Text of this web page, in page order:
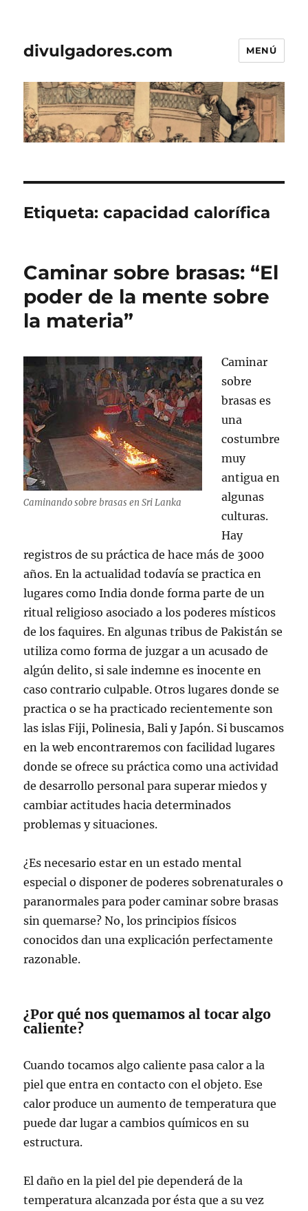
divulgadores.com MENÚ
Etiqueta:capacidad calorífica
Caminar sobre brasas: “El
poder de la mente sobre
la materia”
Caminando sobre brasas en Sri Lanka
Caminar
sobre
brasas es
una
costumbre
muy
antigua en
algunas
culturas.
Hay
registros de su práctica de hace más de 3000
años. En la actualidad todavía se practica en
lugares como India donde forma parte de un
ritual religioso asociado a los poderes místicos
de los faquires. En algunas tribus de Pakistán se
utiliza como forma de juzgar a un acusado de
algún delito, si sale indemne es inocente en
caso contrario culpable. Otros lugares donde se
practica o se ha practicado recientemente son
las islas Fiji, Polinesia, Bali y Japón. Si buscamos
en la web encontraremos con facilidad lugares
donde se ofrece su práctica como una actividad
de desarrollo personal para superar miedos y
cambiar actitudes hacia determinados
problemas y situaciones.
¿Es necesario estar en un estado mental
especial o disponer de poderes sobrenaturales o
paranormales para poder caminar sobre brasas
sin quemarse? No, los principios físicos
conocidos dan una explicación perfectamente
razonable.
¿Por qué nos quemamos al tocar algo
caliente?
Cuando tocamos algo caliente pasa calor a la
piel que entra en contacto con el objeto. Ese
calor produce un aumento de temperatura que
puede dar lugar a cambios químicos en su
estructura.
El daño en la piel del pie dependerá de la
temperatura alcanzada por ésta que a su vez